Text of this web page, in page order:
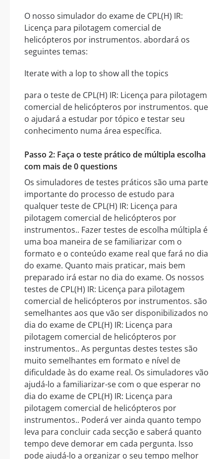
O nosso simulador do exame de CPL(H) IR:
Licença para pilotagem comercial de
helicópteros por instrumentos. abordará os
seguintes temas:
Iterate with a lop to show all the topics
para o teste de CPL(H) IR: Licença para pilotagem
comercial de helicópteros por instrumentos. que
o ajudará a estudar por tópico e testar seu
conhecimento numa área específica.
Passo 2: Faça o teste prático de múltipla escolha
com mais de 0 questions
Os simuladores de testes práticos são uma parte
importante do processo de estudo para
qualquer teste de CPL(H) IR: Licença para
pilotagem comercial de helicópteros por
instrumentos.. Fazer testes de escolha múltipla é
uma boa maneira de se familiarizar com o
formato e o conteúdo exame real que fará no dia
do exame. Quanto mais praticar, mais bem
preparado irá estar no dia do exame. Os nossos
testes de CPL(H) IR: Licença para pilotagem
comercial de helicópteros por instrumentos. são
semelhantes aos que vão ser disponibilizados no
dia do exame de CPL(H) IR: Licença para
pilotagem comercial de helicópteros por
instrumentos.. As perguntas destes testes são
muito semelhantes em formato e nível de
dificuldade às do exame real. Os simuladores vão
ajudá-lo a familiarizar-se com o que esperar no
dia do exame de CPL(H) IR: Licença para
pilotagem comercial de helicópteros por
instrumentos.. Poderá ver ainda quanto tempo
leva para concluir cada secção e saberá quanto
tempo deve demorar em cada pergunta. Isso
pode ajudá-lo a organizar o seu tempo melhor